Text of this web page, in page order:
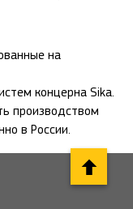
на
концерна Sika.
производством
в России.